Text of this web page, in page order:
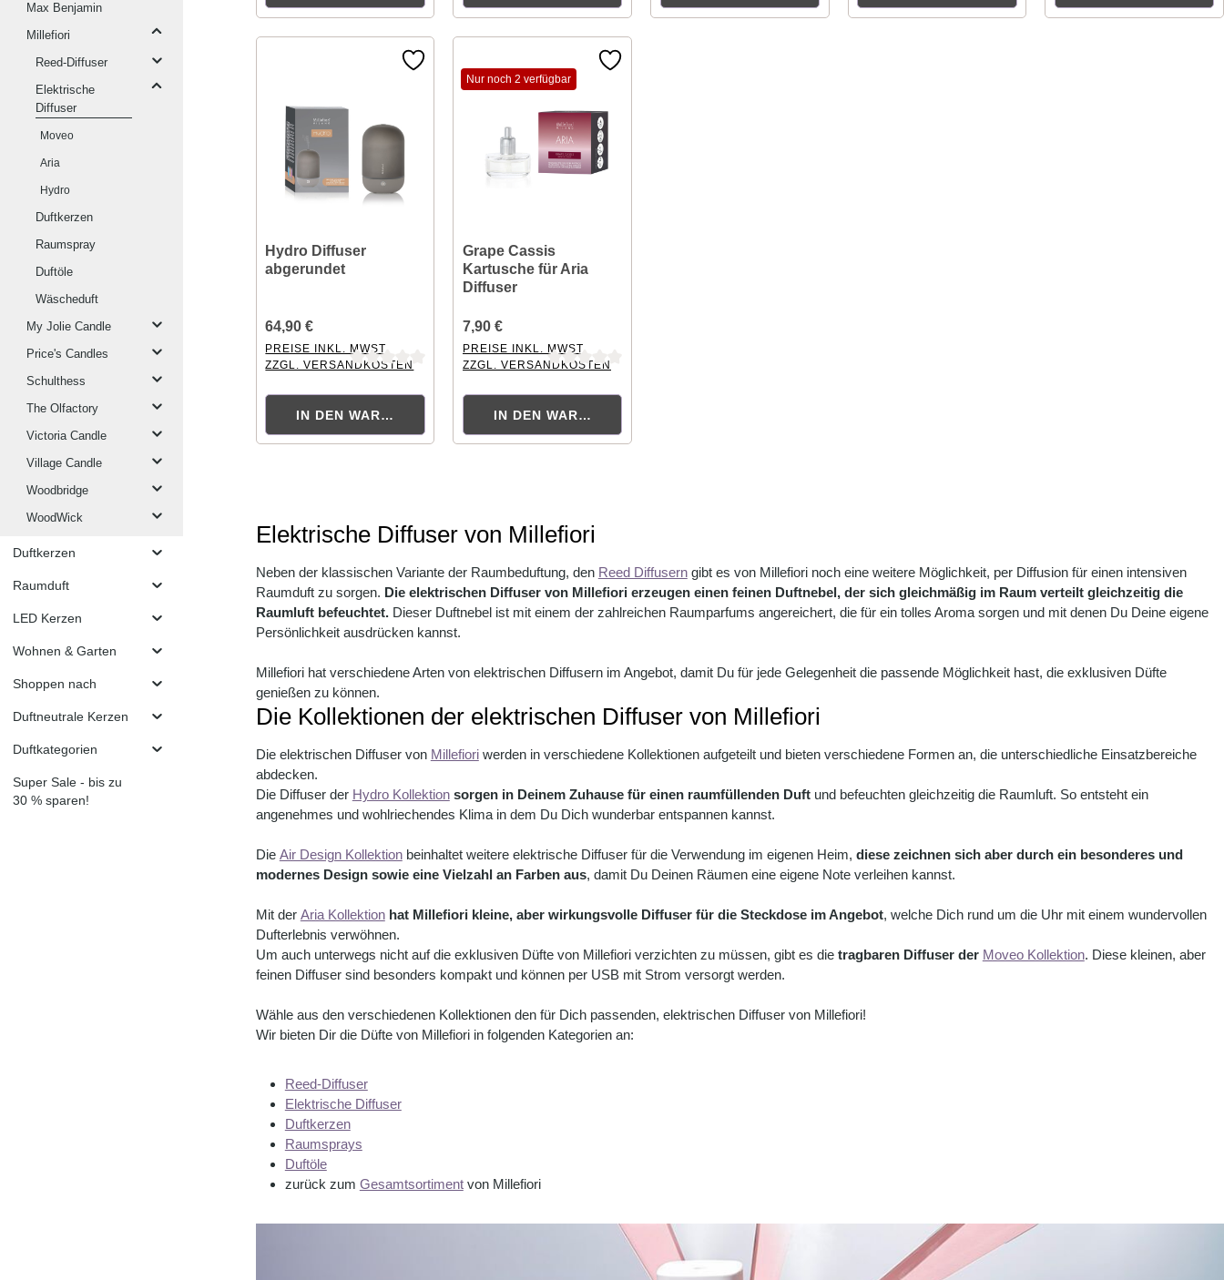
Max Benjamin
Millefiori
Reed-Diffuser
Elektrische
Diffuser
Moveo
Aria
Hydro
Duftkerzen
Raumspray
Duftöle
Wäscheduft
My Jolie Candle
Price's Candles
Schulthess
The Olfactory
Victoria Candle
Village Candle
Woodbridge
WoodWick
Duftkerzen
Raumduft
LED Kerzen
Wohnen & Garten
Shoppen nach
Duftneutrale Kerzen
Duftkategorien
Super Sale - bis zu
30 % sparen!
Hydro Diffuser
abgerundet
64,90 €
PREISE INKL. MWST.
ZZGL. VERSANDKOSTEN
IN DEN WARENKORB
Nur noch 2 verfügbar
Grape Cassis
Kartusche für Aria
Diffuser
7,90 €
PREISE INKL. MWST.
ZZGL. VERSANDKOSTEN
IN DEN WARENKORB
Elektrische Diffuser von Millefiori
Neben der klassischen Variante der Raumbeduftung, den Reed Diffuserngibt es von Millefiori noch eine weitere Möglichkeit, per Diffusion für einen intensiven
Raumduft zu sorgen. Die elektrischen Diffuser von Millefiori erzeugen einen feinen Duftnebel, der sich gleichmäßig im Raum verteilt gleichzeitig die
Raumluft befeuchtet.Dieser Duftnebel ist mit einem der zahlreichen Raumparfums angereichert, die für ein tolles Aroma sorgen und mit denen Du Deine eigene
Persönlichkeit ausdrücken kannst.
Millefiori hat verschiedene Arten von elektrischen Diffusern im Angebot, damit Du für jede Gelegenheit die passende Möglichkeit hast, die exklusiven Düfte
genießen zu können.
Die Kollektionen der elektrischen Diffuser von Millefiori
Die elektrischen Diffuser von Millefioriwerden in verschiedene Kollektionen aufgeteilt und bieten verschiedene Formen an, die unterschiedliche Einsatzbereiche
abdecken.
Die Diffuser der Hydro Kollektion sorgen in Deinem Zuhause für einen raumfüllenden Duftund befeuchten gleichzeitig die Raumluft. So entsteht ein
angenehmes und wohlriechendes Klima in dem Du Dich wunderbar entspannen kannst.
Die Air Design Kollektionbeinhaltet weitere elektrische Diffuser für die Verwendung im eigenen Heim, diese zeichnen sich aber durch ein besonderes und
modernes Design sowie eine Vielzahl an Farben aus, damit Du Deinen Räumen eine eigene Note verleihen kannst.
Mit der Aria Kollektionhat Millefiori kleine, aber wirkungsvolle Diffuser für die Steckdose im Angebot, welche Dich rund um die Uhr mit einem wundervollen
Dufterlebnis verwöhnen.
Um auch unterwegs nicht auf die exklusiven Düfte von Millefiori verzichten zu müssen, gibt es die tragbaren Diffuser der Moveo Kollektion. Diese kleinen, aber
feinen Diffuser sind besonders kompakt und können per USB mit Strom versorgt werden.
Wähle aus den verschiedenen Kollektionen den für Dich passenden, elektrischen Diffuser von Millefiori!
Wir bieten Dir die Düfte von Millefiori in folgenden Kategorien an:
Reed-Diffuser
Elektrische Diffuser
Duftkerzen
Raumsprays
Duftöle
zurück zum Gesamtsortimentvon Millefiori